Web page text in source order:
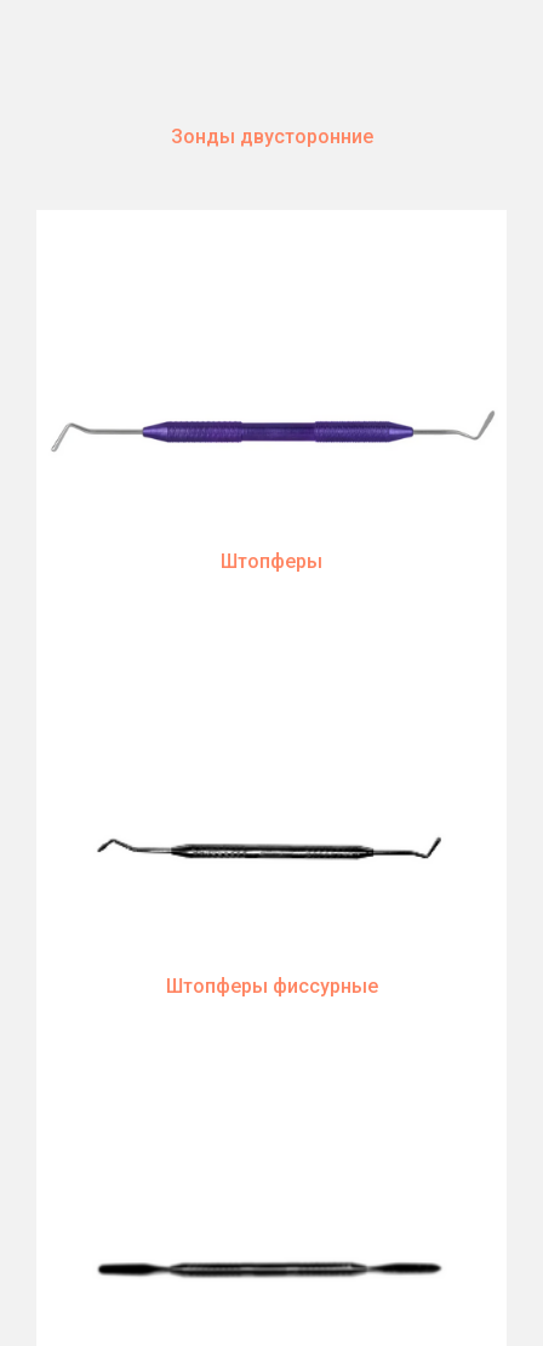
Зонды двусторонние
Штопферы
Штопферы фиссурные